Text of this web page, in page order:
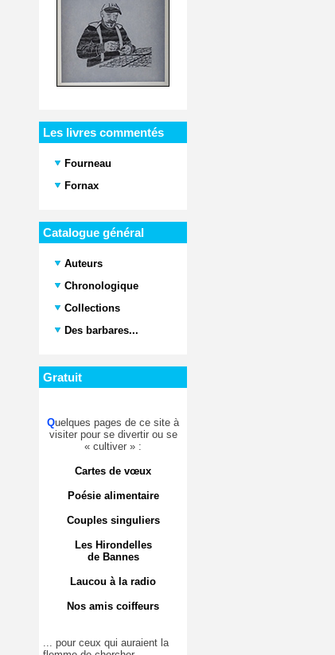
Les livres commentés
Fourneau
Fornax
Catalogue général
Auteurs
Chronologique
Collections
Des barbares...
Gratuit
Quelques pages de ce site à
visiter pour se divertir ou se
« cultiver » :
Cartes de vœux
Poésie alimentaire
Couples singuliers
Les Hirondelles
de Bannes
Laucou à la radio
Nos amis coiffeurs
... pour ceux qui auraient la